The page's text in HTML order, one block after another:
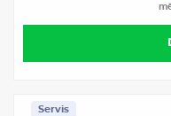
Servis